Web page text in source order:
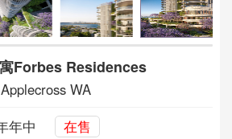
Forbes Residences
WA
年中
在售